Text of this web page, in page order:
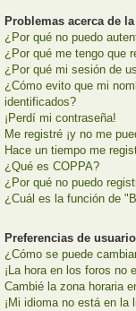
Problemas acerca de
¿Por qué no puedo
¿Por qué me tengo que
¿Por qué mi sesión de
¿Cómo evito que mi
identificados?
¡Perdí mi contraseña!
Me registré ¡y no me
Hace un tiempo me
¿Qué es COPPA?
¿Por qué no puedo
¿Cuál es la función de
Preferencias de
¿Cómo se puede
¡La hora en los foros no
Cambié la zona horaria
¡Mi idioma no está en la